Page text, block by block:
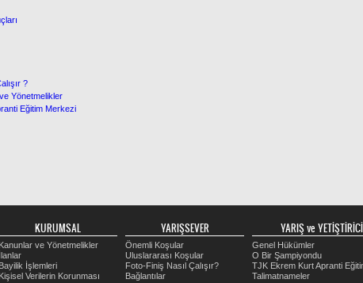
?
Yönetmelikler
Eğitim Merkezi
KURUMSAL
Kanunlar ve Yönetmelikler
İlanlar
Bayilik İşlemleri
Kişisel Verilerin Korunması
YARIŞSEVER
Önemli Koşular
Uluslararası Koşular
Foto-Finiş Nasıl Çalışır?
Bağlantılar
YARIŞ ve
Genel Hükümler
O Bir Şampiyondu
TJK Ekrem Kurt Apranti
Talimatnameler